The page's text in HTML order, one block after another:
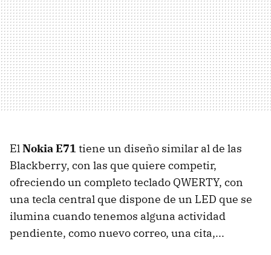
ElNokia E71 tiene un diseño similar al de las
Blackberry, con las que quiere competir,
ofreciendo un completo teclado QWERTY, con
una tecla central que dispone de un LED que se
ilumina cuando tenemos alguna actividad
pendiente, como nuevo correo, una cita,...